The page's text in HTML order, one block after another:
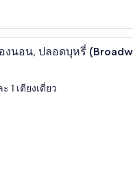
ฟรี, ผ้าปูที่นอนห้องดีลักซ์สวีท, 2 ห้อง
งนอน, ปลอดบุหรี่
1 เตียงเดี่ยว